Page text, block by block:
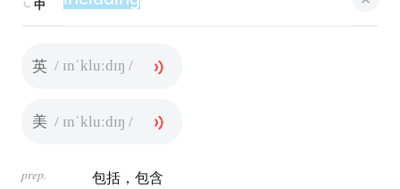
中
英 / ɪnˈkluːdɪŋ /
美 / ɪnˈkluːdɪŋ /
prep. 包括，包含